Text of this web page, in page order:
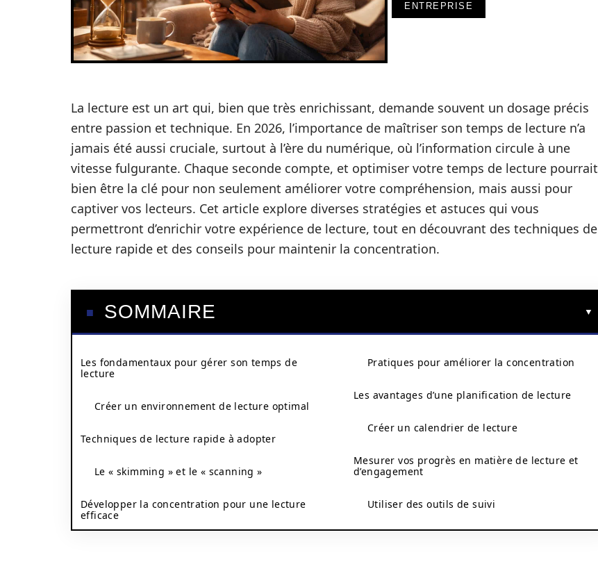
ENTREPRISE
La lecture est un art qui, bien que très enrichissant, demande souvent un dosage précis
entre passion et technique. En 2026, l’importance de maîtriser son temps de lecture n’a
jamais été aussi cruciale, surtout à l’ère du numérique, où l’information circule à une
vitesse fulgurante. Chaque seconde compte, et optimiser votre temps de lecture pourrait
bien être la clé pour non seulement améliorer votre compréhension, mais aussi pour
captiver vos lecteurs. Cet article explore diverses stratégies et astuces qui vous
permettront d’enrichir votre expérience de lecture, tout en découvrant des techniques de
lecture rapide et des conseils pour maintenir la concentration.
SOMMAIRE
Les fondamentaux pour gérer son temps de
lecture
Créer un environnement de lecture optimal
Techniques de lecture rapide à adopter
Le « skimming » et le « scanning »
Développer la concentration pour une lecture
efficace
Pratiques pour améliorer la concentration
Les avantages d’une planification de lecture
Créer un calendrier de lecture
Mesurer vos progrès en matière de lecture et
d’engagement
Utiliser des outils de suivi